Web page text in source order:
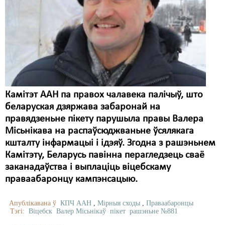
Камітэт ААН па правох чалавека палічыў, што
беларуская дзяржава забаронай на
правядзеньне пікету парушыла правы Валера
Місьнікава на распаўсюджваньне ўсялякага
кшталту інфармацыі і ідэяў. Згодна з рашэньнем
Камітэту, Беларусь павінна перагледзець сваё
заканадаўства і выплаціць віцебскаму
праваабаронцу кампэнсацыю.
Апублікавана ў КПЧ ААН , Мірныя сходы , Праваабаронцы
Тэгі: Віцебск Валер Місьнікаў пікет рашэньне №881